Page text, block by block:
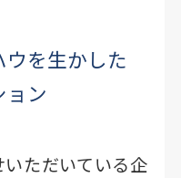
を生かした
ョン
ただいている企